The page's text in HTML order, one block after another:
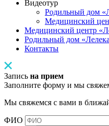
Видеотур
Родильный дом
Медицинский
Медицинский центр
Родильный дом
Контакты
Запись на прием
Заполните форму и мы
Мы свяжемся с вами в
ФИО